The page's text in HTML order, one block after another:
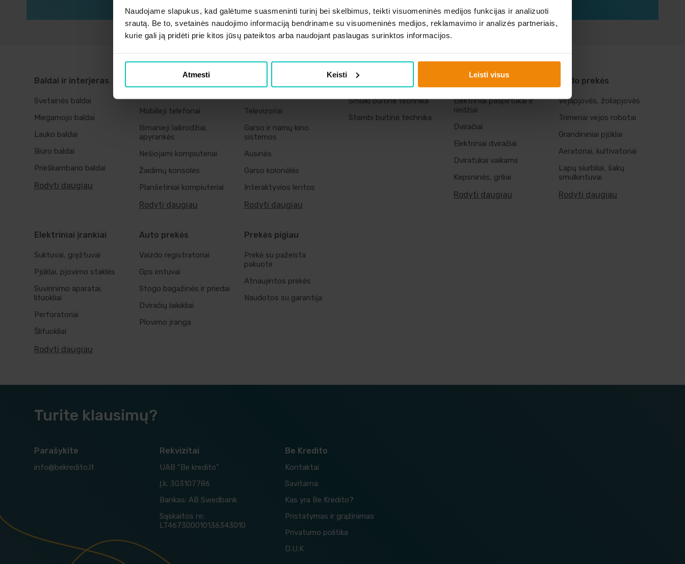
Naudojame slapukus, kad galėtume suasmeninti turinį bei skelbimus, teikti visuomeninės medijos funkcijas ir analizuoti
srautą. Be to, svetainės naudojimo informaciją bendriname su visuomeninės medijos, reklamavimo ir analizės partneriais,
kurie gali ją pridėti prie kitos jūsų pateiktos arba naudojant paslaugas surinktos informacijos.
Atmesti Keisti Leisti visus
Baldai ir interjeras
Svetainės baldai
Miegamojo baldai
Lauko baldai
Biuro baldai
Prieškambario baldai
Rodyti daugiau
Telefonai ir
kompiuteriai
Mobilieji telefonai
Išmanieji laikrodžiai,
apyrankės
Nešiojami kompiuteriai
Žaidimų konsolės
Planšetiniai kompiuteriai
Rodyti daugiau
technika
Televizoriai
Garso ir namų kino
sistemos
Ausinės
Garso kolonėlės
Interaktyvios lentos
Rodyti daugiau
Buitine technika
Smulki buitinė technika
Stambi buitinė technika
Laisvalaikio prekės
Elektriniai paspirtukai ir
riedžiai
Dviračiai
Elektriniai dviračiai
Dviratukai vaikams
Kepsninės, griliai
Rodyti daugiau
Sodo prekės
Vejapjovės, žoliapjovės
Trimeriai vejos robotai
Grandininiai pjūklai
Aeratoriai, kultivatoriai
Lapų siurbliai, šakų
smulkintuvai
Rodyti daugiau
Elektriniai įrankiai
Suktuvai, gręžtuvai
Pjūklai, pjovimo staklės
Suvirinimo aparatai,
lituokliai
Perforatoriai
Šlifuokliai
Rodyti daugiau
Auto prekės
Vaizdo registratoriai
Gps imtuvai
Stogo bagažinės ir priedai
Dviračių laikikliai
Plovimo įranga
Prekės pigiau
Prekė su pažeista
pakuote
Atnaujintos prekės
Naudotos su garantija
Turite klausimų?
Parašykite
info@bekredito.lt
Rekvizitai
UAB “Be kredito”
Į.k. 303107786
Bankas: AB Swedbank
Sąskaitos nr.:
LT467300010136343010
Be Kredito
Kontaktai
Savitarna
Kas yra Be Kredito?
Pristatymas ir grąžinimas
Privatumo politika
D.U.K